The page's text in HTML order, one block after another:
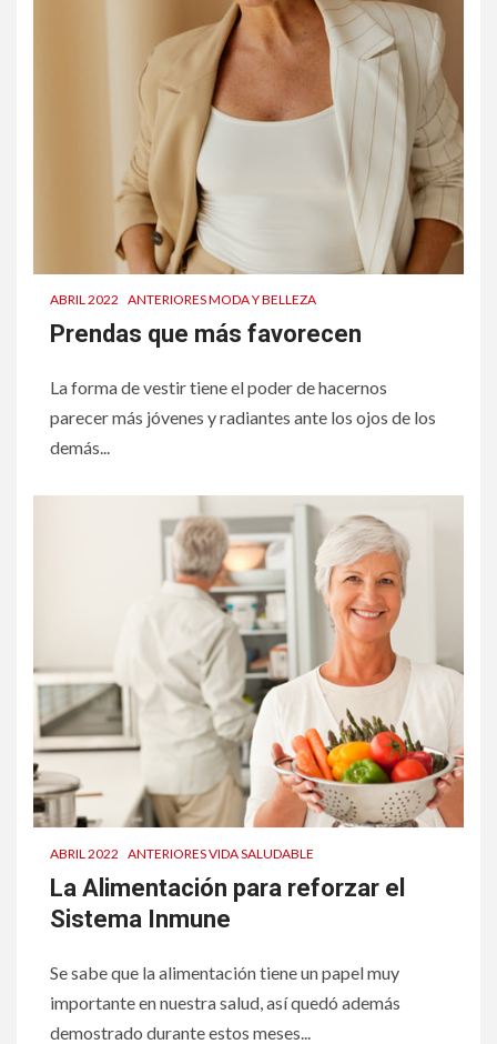
ABRIL 2022 ANTERIORES MODA Y BELLEZA
Prendas que más favorecen
La forma de vestir tiene el poder de hacernos
parecer más jóvenes y radiantes ante los ojos de los
demás...
ABRIL 2022 ANTERIORES VIDA SALUDABLE
La Alimentación para reforzar el
Sistema Inmune
Se sabe que la alimentación tiene un papel muy
importante en nuestra salud, así quedó además
demostrado durante estos meses...